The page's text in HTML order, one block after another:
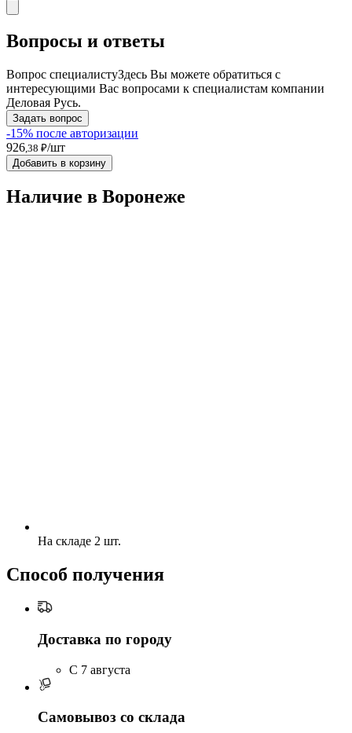
Вопросы и ответы
Вопрос специалистуЗдесь Вы можете обратиться с
интересующими Вас вопросами к специалистам компании
Деловая Русь.
Задать вопрос
-15% после авторизации
926 ,38 ₽/шт
Добавить в корзину
Наличие в Воронежe
На складе 2 шт.
Способ получения
Доставка по городу
C 7 августа
Самовывоз со склада